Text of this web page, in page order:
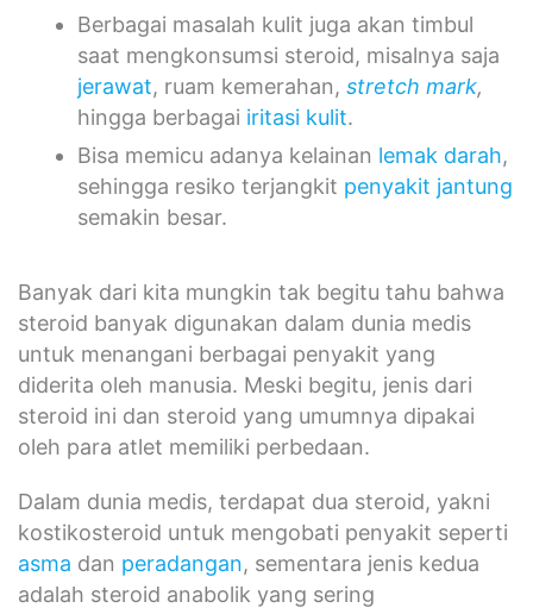
Berbagai masalah kulit juga akan timbul
saat mengkonsumsi steroid, misalnya saja
jerawat, ruam kemerahan, stretch mark,
hingga berbagai iritasi kulit.
Bisa memicu adanya kelainan lemak darah,
sehingga resiko terjangkit penyakit jantung
semakin besar.
Banyak dari kita mungkin tak begitu tahu bahwa
steroid banyak digunakan dalam dunia medis
untuk menangani berbagai penyakit yang
diderita oleh manusia. Meski begitu, jenis dari
steroid ini dan steroid yang umumnya dipakai
oleh para atlet memiliki perbedaan.
Dalam dunia medis, terdapat dua steroid, yakni
kostikosteroid untuk mengobati penyakit seperti
asma dan peradangan, sementara jenis kedua
adalah steroid anabolik yang sering